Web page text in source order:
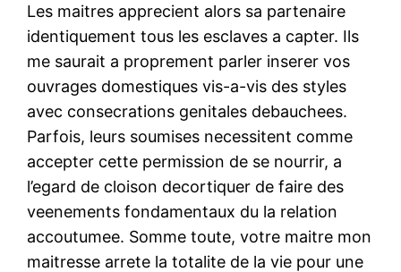
Les maitres apprecient alors sa partenaire
identiquement tous les esclaves a capter. Ils
me saurait a proprement parler inserer vos
ouvrages domestiques vis-a-vis des styles
avec consecrations genitales debauchees.
Parfois, leurs soumises necessitent comme
accepter cette permission de se nourrir, a
l’egard de cloison decortiquer de faire des
veenements fondamentaux du la relation
accoutumee. Somme toute, votre maitre mon
maitresse arrete la totalite de la vie pour une